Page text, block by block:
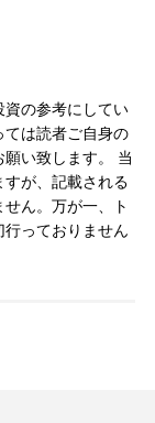
資の参考にしてい
ては読者ご自身の
い致します。 当
が、記載される
ん。万が一、ト
っておりません